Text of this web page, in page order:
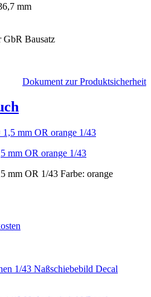
mm
GbR Bausatz
Dokument zur Produktsicherheit
mm OR orange 1/43
mm OR 1/43 Farbe: orange